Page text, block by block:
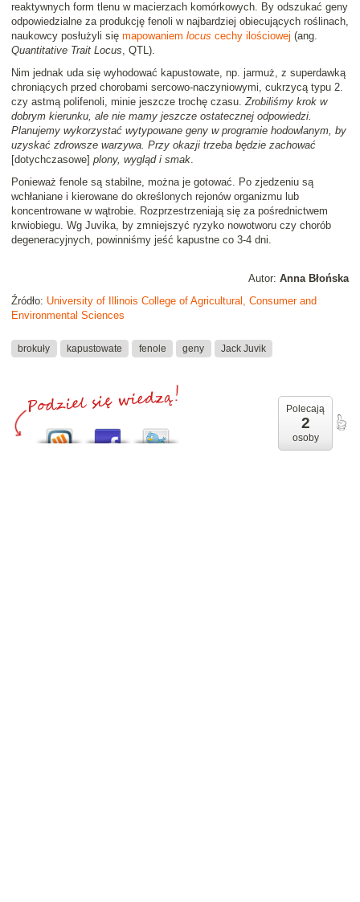
reaktywnych form tlenu w macierzach komórkowych. By odszukać geny
odpowiedzialne za produkcję fenoli w najbardziej obiecujących roślinach,
naukowcy posłużyli się mapowaniem locus cechy ilościowej (ang.
Quantitative Trait Locus, QTL).
Nim jednak uda się wyhodować kapustowate, np. jarmuż, z superdawką
chroniących przed chorobami sercowo-naczyniowymi, cukrzycą typu 2.
czy astmą polifenoli, minie jeszcze trochę czasu.Zrobiliśmy krok w
dobrym kierunku, ale nie mamy jeszcze ostatecznej odpowiedzi.
Planujemy wykorzystać wytypowane geny w programie hodowlanym, by
uzyskać zdrowsze warzywa. Przy okazji trzeba będzie zachować
[dotychczasowe] plony, wygląd i smak.
Ponieważ fenole są stabilne, można je gotować. Po zjedzeniu są
wchłaniane i kierowane do określonych rejonów organizmu lub
koncentrowane w wątrobie. Rozprzestrzeniają się za pośrednictwem
krwiobiegu. Wg Juvika, by zmniejszyć ryzyko nowotworu czy chorób
degeneracyjnych, powinniśmy jeść kapustne co 3-4 dni.
Autor: Anna Błońska
Źródło: University of Illinois College of Agricultural, Consumer and
Environmental Sciences
brokuły kapustowate fenole geny Jack Juvik
Polecają
2
osoby